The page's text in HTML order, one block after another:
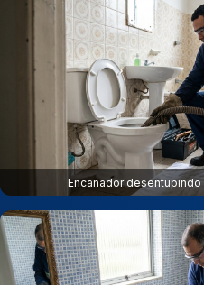
Encanador desentupindo